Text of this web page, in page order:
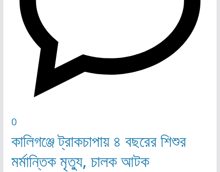
0
কালিগঞ্জে ট্রাকচাপায় ৪ বছরের শিশুর
মর্মান্তিক মৃত্যু, চালক আটক